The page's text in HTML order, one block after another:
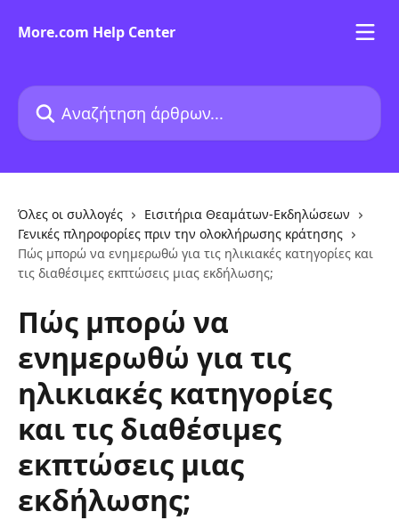
More.com Help Center
Αναζήτηση άρθρων...
Όλες οι συλλογές
Εισιτήρια Θεαμάτων-Εκδηλώσεων
Γενικές πληροφορίες πριν την ολοκλήρωσης κράτησης
Πώς μπορώ να ενημερωθώ για τις ηλικιακές κατηγορίες και
τις διαθέσιμες εκπτώσεις μιας εκδήλωσης;
Πώς μπορώ να
ενημερωθώ για τις
ηλικιακές κατηγορίες
και τις διαθέσιμες
εκπτώσεις μιας
εκδήλωσης;